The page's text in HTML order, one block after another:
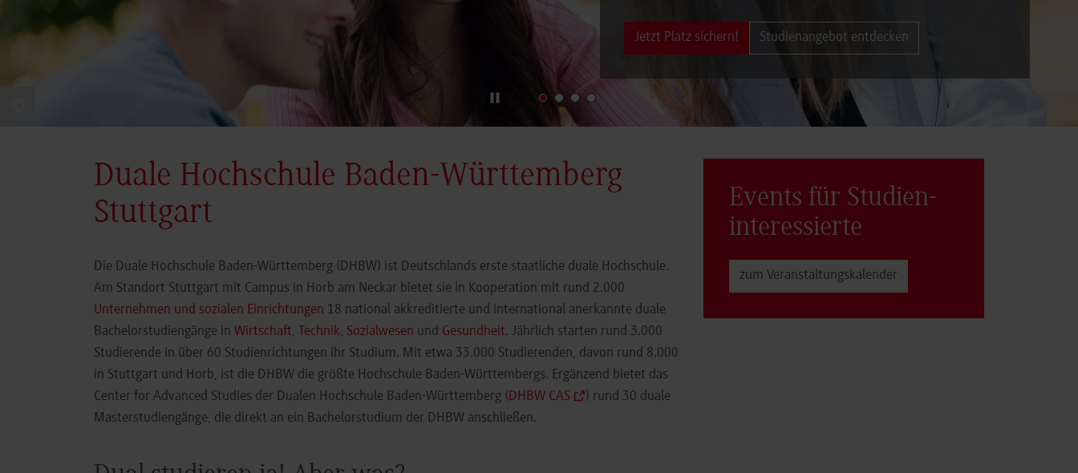
Jetzt Platz sichern! Studienangebot entdecken
Duale Hochschule Baden-Württemberg
Stuttgart
Die Duale Hochschule Baden-Württemberg (DHBW) ist Deutschlands erste staatliche duale Hochschule.
Am Standort Stuttgart mit Campus in Horb am Neckar bietet sie in Kooperation mit rund 2.000
Unternehmen und sozialen Einrichtungen 18 national akkreditierte und international anerkannte duale
Bachelorstudiengänge in Wirtschaft, Technik, Sozialwesen und Gesundheit. Jährlich starten rund 3.000
Studierende in über 60 Studienrichtungen ihr Studium. Mit etwa 33.000 Studierenden, davon rund 8.000
in Stuttgart und Horb, ist die DHBW die größte Hochschule Baden-Württembergs. Ergänzend bietet das
Center for Advanced Studies der Dualen Hochschule Baden-Württemberg (DHBW CAS
) rund 30 duale
Masterstudiengänge, die direkt an ein Bachelorstudium der DHBW anschließen.
Events für Studien­
interessierte
zum Veranstaltungs­kalender